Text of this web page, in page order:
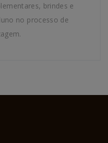
brindes e
no processo de